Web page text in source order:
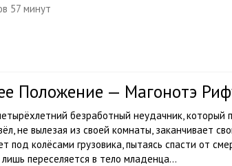
57 минут
Положение — Магонотэ
безработный неудачник, который
не вылезая из своей комнаты, заканчивает
под колёсами грузовика, пытаясь спасти от
переселяется в тело младенца...